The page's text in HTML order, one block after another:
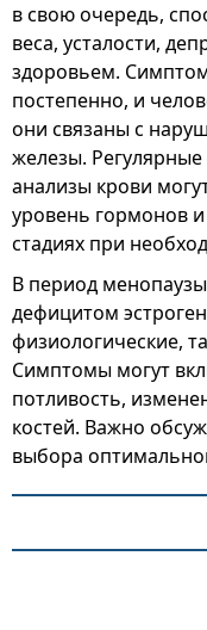
в свою очередь,
веса, усталости,
здоровьем.
постепенно, и
они связаны с
железы.
анализы крови
уровень гормонов
стадиях при
В период
дефицитом
физиологические,
Симптомы могут
потливость,
костей. Важно
выбора